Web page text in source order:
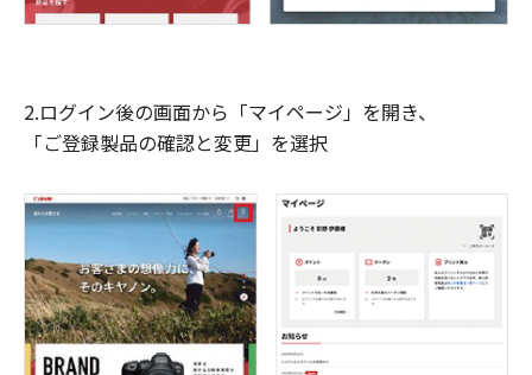
2.ログイン後の画面から「マイページ」を開き、
「ご登録製品の確認と変更」を選択